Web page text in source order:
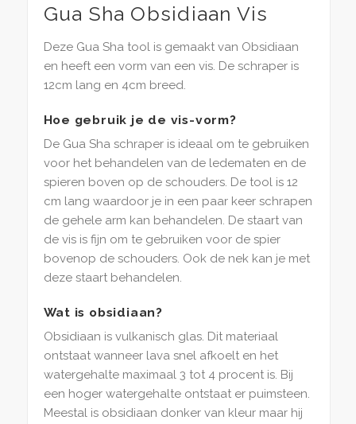
Gua Sha Obsidiaan Vis
Deze Gua Sha tool is gemaakt van Obsidiaan
en heeft een vorm van een vis. De schraper is
12cm lang en 4cm breed.
Hoe gebruik je de vis-vorm?
De Gua Sha schraper is ideaal om te gebruiken
voor het behandelen van de ledematen en de
spieren boven op de schouders. De tool is 12
cm lang waardoor je in een paar keer schrapen
de gehele arm kan behandelen. De staart van
de vis is fijn om te gebruiken voor de spier
bovenop de schouders. Ook de nek kan je met
deze staart behandelen.
Wat is obsidiaan?
Obsidiaan is vulkanisch glas. Dit materiaal
ontstaat wanneer lava snel afkoelt en het
watergehalte maximaal 3 tot 4 procent is. Bij
een hoger watergehalte ontstaat er puimsteen.
Meestal is obsidiaan donker van kleur maar hij